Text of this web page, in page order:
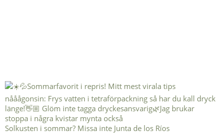
Solkusten i sommar? Missa inte Junta de los Ríos